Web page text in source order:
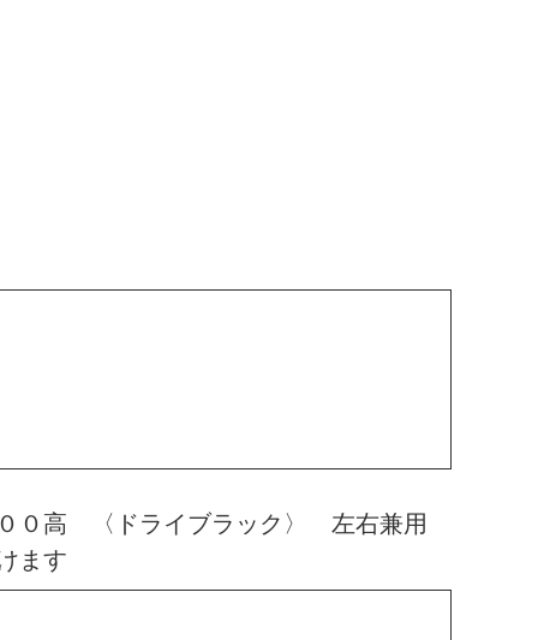
０高 〈ドライブラック〉 左右兼用
ます